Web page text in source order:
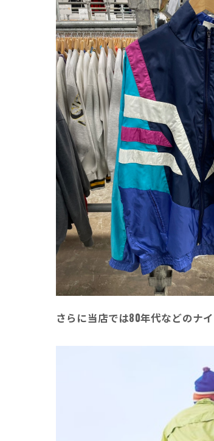
さらに当店では80年代などのナ